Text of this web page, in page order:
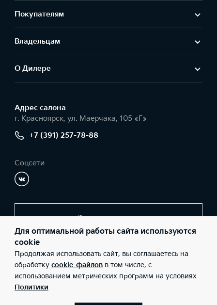
Покупателям
Владельцам
О Дилере
Адрес салонa
г. Красноярск, ул. Маерчака, 105 «Г»
+7 (391) 257-78-88
Соцсети
Заказать звонок
© 2026 Юридические лица ООО «КИА-центр Красноярск»
(Фактический адрес: г. Красноярск, ул. Маерчака, 105 «Г»;
Телефон: +7 (391) 257-78-88; ИНН: 2460224934; ОГРН:
1102468040663), ООО «Киа Россия и СНГ» (Фактический адрес:
г.Москва, Валовая 26; Телефон: 8 800 301 08 80; ИНН:
7728674093; ОГРН: 5087746291760) ведут деятельность на
Для оптимальной работы сайта используются
cookie
Продолжая использовать сайт, вы соглашаетесь на
обработку cookie-файлов в том числе, с
использованием метрических программ на условиях
Политики